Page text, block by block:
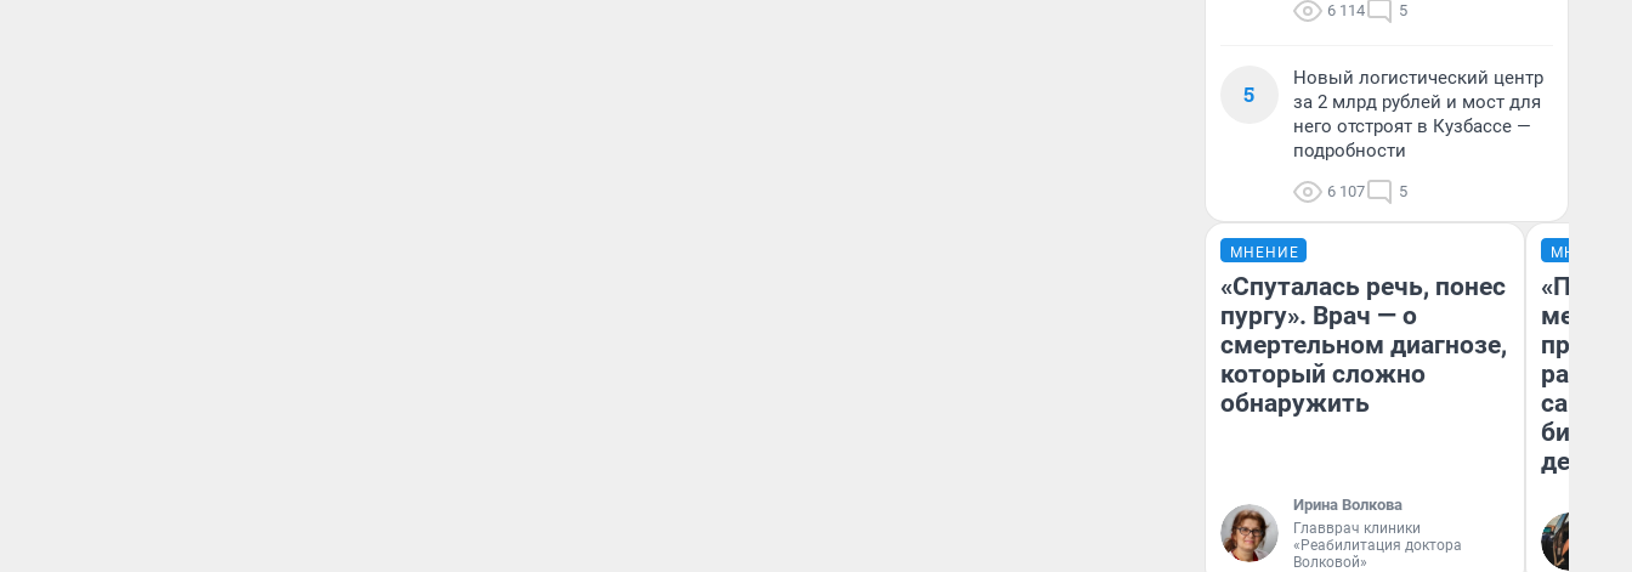
6 114 5
5
Новый логистический центр
за 2 млрд рублей и мост для
него отстроят в Кузбассе —
подробности
6 107 5
МНЕНИЕ
«Спуталась речь, понес
пургу». Врач — о
смертельном диагнозе,
который сложно
обнаружить
Ирина Волкова
Главврач клиники
«Реабилитация доктора
Волковой»
МНЕНИЕ
самом